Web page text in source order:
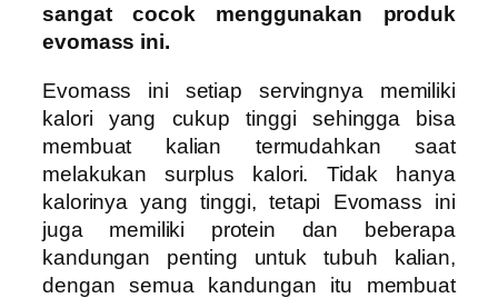
sangat cocok menggunakan produk
evomass ini.
Evomass ini setiap servingnya memiliki
kalori yang cukup tinggi sehingga bisa
membuat kalian termudahkan saat
melakukan surplus kalori. Tidak hanya
kalorinya yang tinggi, tetapi Evomass ini
juga memiliki protein dan beberapa
kandungan penting untuk tubuh kalian,
dengan semua kandungan itu membuat